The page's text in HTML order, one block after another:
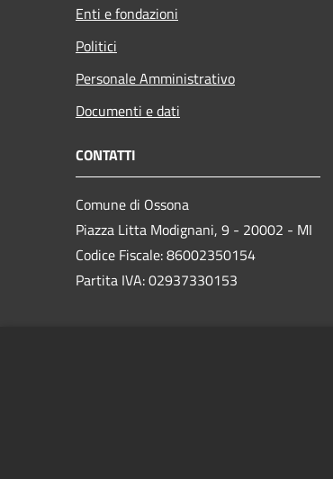
Enti e fondazioni
Politici
Personale Amministrativo
Documenti e dati
CONTATTI
Comune di Ossona
Piazza Litta Modignani, 9 - 20002 - MI
Codice Fiscale: 86002350154
Partita IVA: 02937330153